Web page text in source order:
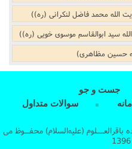
الله محمد فاضل لنکرانی (ره))
سید ابوالقاسم موسوی خویی (ره))
حسین مظاهری)
جست و جو
سوالات متداول
باقرالعـــلوم (علیه‌السلام) محفــوظ می